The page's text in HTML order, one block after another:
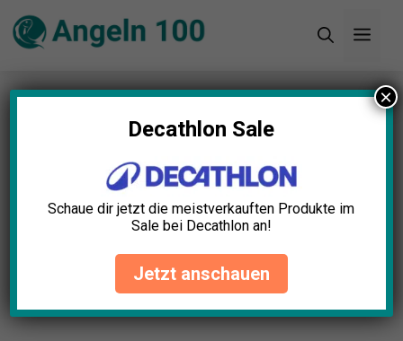
Zum
Inhalt
Startseite»Blog»Angeln Geschichte: Ein
Überblick über die Entstehung des Sports
Decathlon Sale
Schaue dir jetzt die meistverkauften Produkte im
Sale bei Decathlon an!
Jetzt anschauen
×